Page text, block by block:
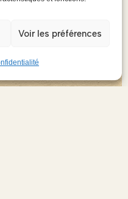
Voir les préférences